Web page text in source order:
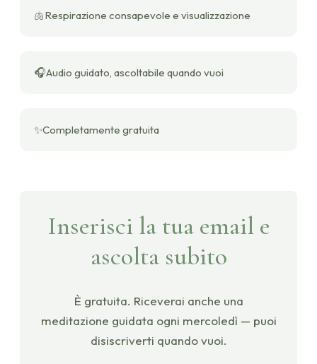
🫁Respirazione consapevole e visualizzazione
🎧Audio guidato, ascoltabile quando vuoi
✨Completamente gratuita
Inserisci la tua email e
ascolta subito
È gratuita. Riceverai anche una
meditazione guidata ogni mercoledì — puoi
disiscriverti quando vuoi.